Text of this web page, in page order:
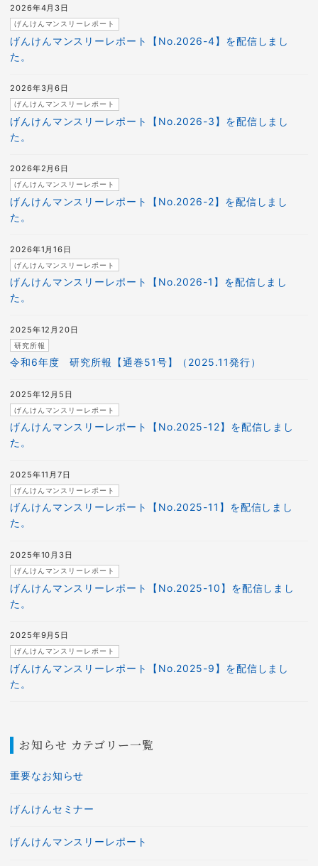
げんけんマンスリーレポート【No.2026-4】を配信しまし
た。
げんけんマンスリーレポート
2026年4月3日
げんけんマンスリーレポート【No.2026-3】を配信しまし
た。
げんけんマンスリーレポート
2026年3月6日
げんけんマンスリーレポート【No.2026-2】を配信しまし
た。
げんけんマンスリーレポート
2026年2月6日
げんけんマンスリーレポート【No.2026-1】を配信しまし
た。
げんけんマンスリーレポート
2026年1月16日
令和6年度 研究所報【通巻51号】（2025.11発行）
研究所報
2025年12月20日
げんけんマンスリーレポート【No.2025-12】を配信しまし
た。
げんけんマンスリーレポート
2025年12月5日
げんけんマンスリーレポート【No.2025-11】を配信しまし
た。
げんけんマンスリーレポート
2025年11月7日
げんけんマンスリーレポート【No.2025-10】を配信しまし
た。
げんけんマンスリーレポート
2025年10月3日
げんけんマンスリーレポート【No.2025-9】を配信しまし
た。
げんけんマンスリーレポート
2025年9月5日
お知らせ カテゴリー一覧
重要なお知らせ
げんけんセミナー
げんけんマンスリーレポート